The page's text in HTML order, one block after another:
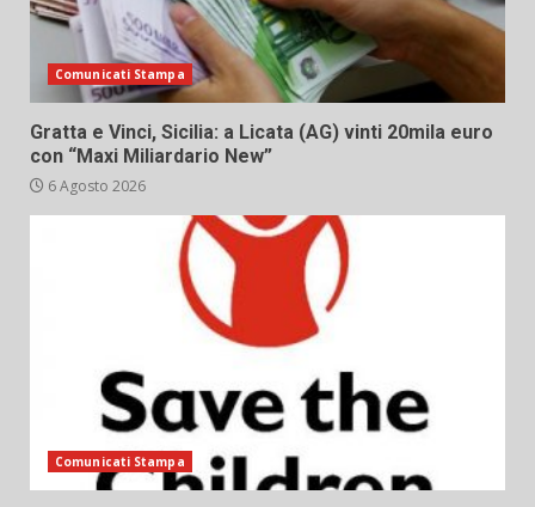
Comunicati Stampa
Gratta e Vinci, Sicilia: a Licata (AG) vinti 20mila euro
con “Maxi Miliardario New”
6 Agosto 2026
Comunicati Stampa